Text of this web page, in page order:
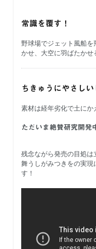
常識を覆す！
野球場でジェット風船
かせ、大空に羽ばたかせ
ちきゅうにやさし
素材は経年劣化で土にか
ただいま絶賛研究開発
残念ながら発売の目処
舞うしがみつきをの実現
す！